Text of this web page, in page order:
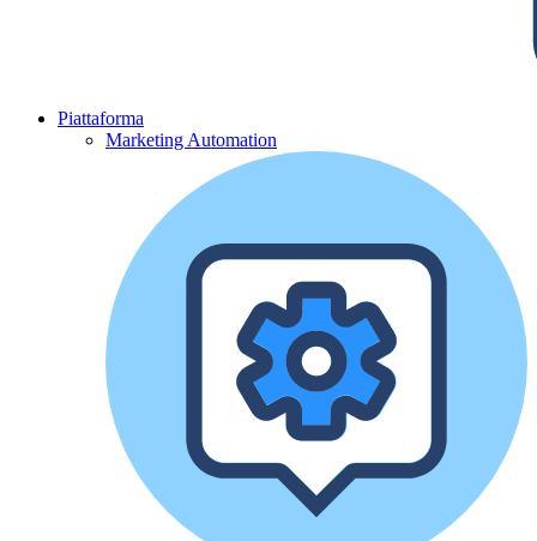
Piattaforma
Marketing Automation